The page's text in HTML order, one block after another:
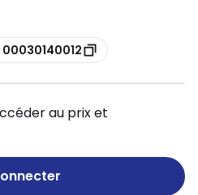
00030140012
au prix et